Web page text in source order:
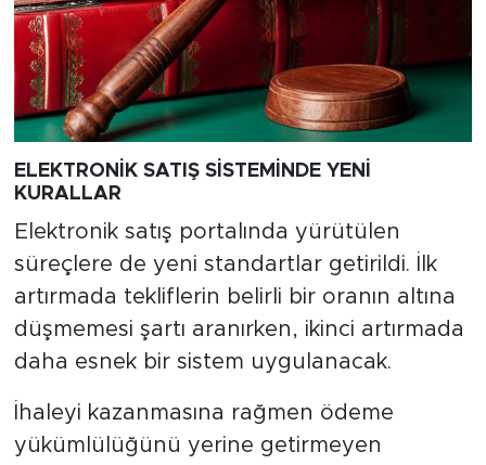
ELEKTRONİK SATIŞ SİSTEMİNDE YENİ
KURALLAR
Elektronik satış portalında yürütülen
süreçlere de yeni standartlar getirildi. İlk
artırmada tekliflerin belirli bir oranın altına
düşmemesi şartı aranırken, ikinci artırmada
daha esnek bir sistem uygulanacak.
İhaleyi kazanmasına rağmen ödeme
yükümlülüğünü yerine getirmeyen